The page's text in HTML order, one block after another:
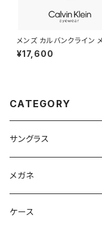
メンズ カルバンクライン
ck25564lb-n-035
ein 眼鏡 CK25564LB ス
¥17,600
CATEGORY
サングラス
Ray-Ban レイバン
gucci グッチ
メガネ
Ray-Ban レイバン
ケース